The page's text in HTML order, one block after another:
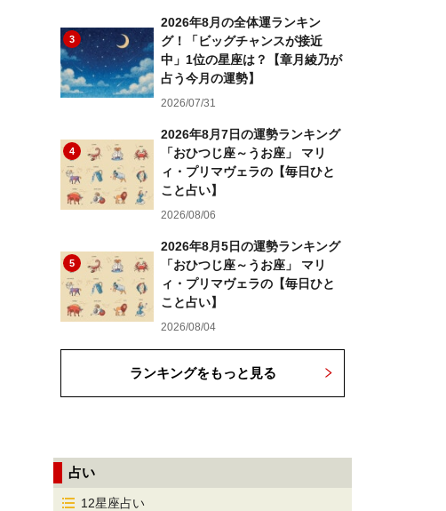
3
2026年8月の全体運ランキン
グ！「ビッグチャンスが接近
中」1位の星座は？【章月綾乃が
占う今月の運勢】
2026/07/31
4
2026年8月7日の運勢ランキング
「おひつじ座～うお座」 マリ
ィ・プリマヴェラの【毎日ひと
こと占い】
2026/08/06
5
2026年8月5日の運勢ランキング
「おひつじ座～うお座」 マリ
ィ・プリマヴェラの【毎日ひと
こと占い】
2026/08/04
ランキングをもっと見る
占い
12星座占い